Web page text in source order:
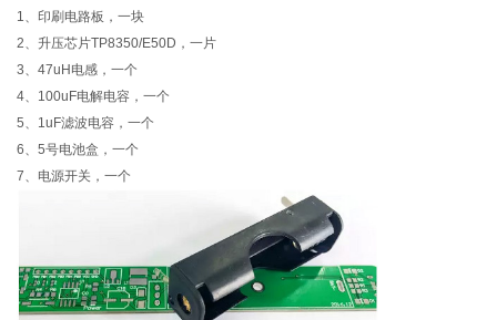
1、印刷电路板，一块
2、升压芯片TP8350/E50D，一片
3、47uH电感，一个
4、100uF电解电容，一个
5、1uF滤波电容，一个
6、5号电池盒，一个
7、电源开关，一个